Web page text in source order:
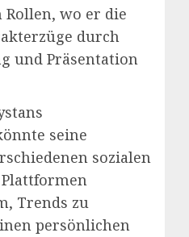
Rollen, wo er die
durch
und Präsentation
seine
sozialen
Plattformen
Trends zu
persönlichen